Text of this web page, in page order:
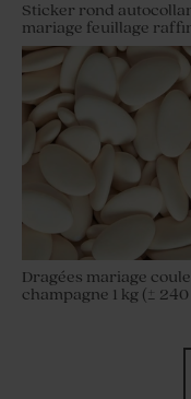
Sticker rond
mariage feuillage
Dragées mariage
champagne 1 kg (±